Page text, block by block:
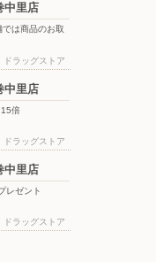
しまむら/小牛田店
中里店
は商品のお取
ドラッグストア
中里店
15倍
ドラッグストア
中里店
レゼント
ドラッグストア